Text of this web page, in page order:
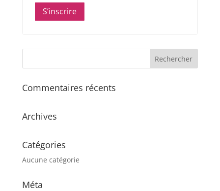
S’inscrire
Commentaires récents
Archives
Catégories
Aucune catégorie
Méta